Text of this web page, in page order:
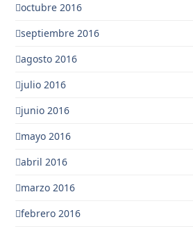
octubre 2016
septiembre 2016
agosto 2016
julio 2016
junio 2016
mayo 2016
abril 2016
marzo 2016
febrero 2016